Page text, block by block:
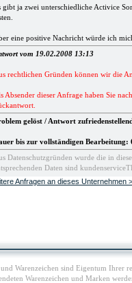
gibt ja zwei unterschiedliche Activice
eine positive Nachricht würde ich
vom 19.02.2008 13:13
rechtlichen Gründen können wir die
Absender dieser Anfrage haben Sie
gelöst / Antwort
bis zur vollständigen Bearbeitung:
Datenschutzgründen wurde die in
Daten sind
Anfragen an dieses Unternehmen
Warenzeichen sind Eigentum Ihrer
Warenzeichen und Marken